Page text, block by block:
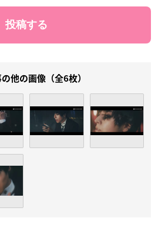
他の画像（全6枚）